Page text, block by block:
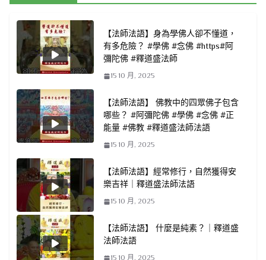
【法師法語】身為學佛人卻不懂道，
有多危險？ #學佛 #念佛 #https#阿
彌陀佛 #釋道盛法師
15 10 月, 2025
【法師法語】 佛教中的四眾佛子包含
哪些？ #阿彌陀佛 #學佛 #念佛 #正
能量 #佛教 #釋道盛法師法語
15 10 月, 2025
【法師法語】經常修行，自然獲得安
樂吉祥｜釋道盛法師法語
15 10 月, 2025
【法師法語】 什麼是純素？｜釋道盛
法師法語
15 10 月, 2025